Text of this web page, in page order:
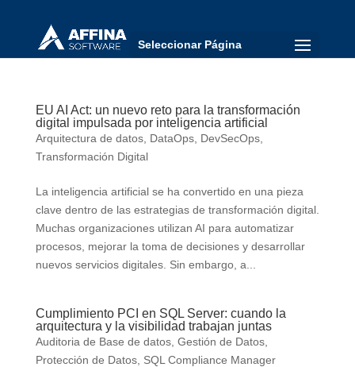
Seleccionar Página
EU AI Act: un nuevo reto para la transformación
digital impulsada por inteligencia artificial
Arquitectura de datos, DataOps, DevSecOps,
Transformación Digital
La inteligencia artificial se ha convertido en una pieza
clave dentro de las estrategias de transformación digital.
Muchas organizaciones utilizan AI para automatizar
procesos, mejorar la toma de decisiones y desarrollar
nuevos servicios digitales. Sin embargo, a...
Cumplimiento PCI en SQL Server: cuando la
arquitectura y la visibilidad trabajan juntas
Auditoria de Base de datos, Gestión de Datos,
Protección de Datos, SQL Compliance Manager